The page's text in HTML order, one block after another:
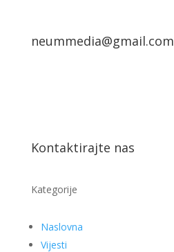
neummedia@gmail.com
Kontaktirajte nas
Kategorije
Naslovna
Vijesti